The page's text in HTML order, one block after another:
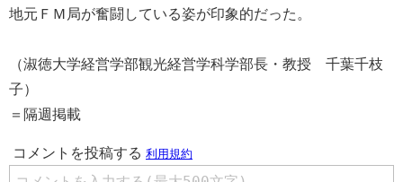
地元ＦＭ局が奮闘している姿が印象的だった。
（淑徳大学経営学部観光経営学科学部長・教授 千葉千枝
子）
＝隔週掲載